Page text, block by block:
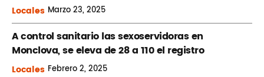
Locales Marzo23, 2025
A control sanitario las sexoservidoras en
Monclova, se eleva de 28 a 110 el registro
Locales Febrero2, 2025